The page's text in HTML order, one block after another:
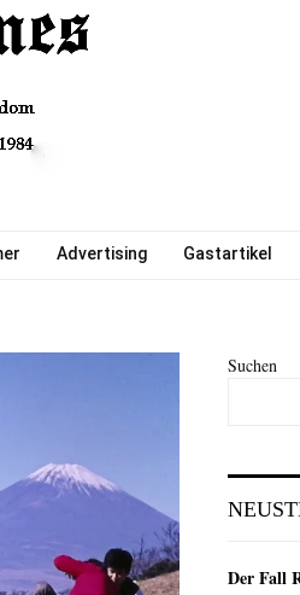
Advertising Gastartikel
Suchen
Der Fall